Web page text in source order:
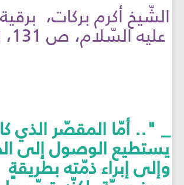
الشّيخ أكرم بركات،
عليه السّلام، ص 131، 132.
_ ".. أمّا المقصّر الذي
يستطيع الوصول إلى
وإلى إبراء ذمّته بطريقةٍ